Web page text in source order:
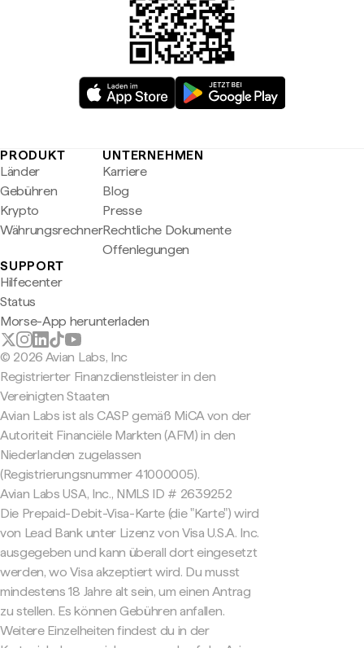
PRODUKT
Länder
Gebühren
Krypto
Währungsrechner
UNTERNEHMEN
Karriere
Blog
Presse
Rechtliche Dokumente
Offenlegungen
SUPPORT
Hilfecenter
Status
Morse-App herunterladen
© 2026 Avian Labs, Inc
Registrierter Finanzdienstleister in den
Vereinigten Staaten
Avian Labs ist als CASP gemäß MiCA von der
Autoriteit Financiële Markten (AFM) in den
Niederlanden zugelassen
(Registrierungsnummer 41000005).
Avian Labs USA, Inc., NMLS ID # 2639252
Die Prepaid-Debit-Visa-Karte (die "Karte") wird
von Lead Bank unter Lizenz von Visa U.S.A. Inc.
ausgegeben und kann überall dort eingesetzt
werden, wo Visa akzeptiert wird. Du musst
mindestens 18 Jahre alt sein, um einen Antrag
zu stellen. Es können Gebühren anfallen.
Weitere Einzelheiten findest du in der